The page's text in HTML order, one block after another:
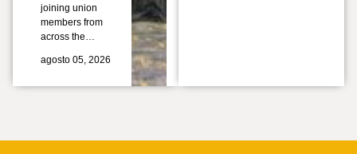
joining union
members from
across the…
agosto 05, 2026